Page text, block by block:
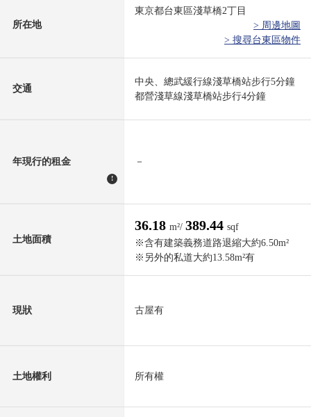
所在地
東京都台東區淺草橋2丁目
> 周邊地圖
> 搜尋台東區物件
交通
中央、總武緩行線淺草橋站步行5分鐘
都營淺草線淺草橋站步行4分鐘
年現行的租金
!
－
土地面積
36.18 m²/ 389.44 sqf
※含有建築義務道路退縮大約6.50m²
※另外的私道大約13.58m²有
現狀 古屋有
土地權利 所有權